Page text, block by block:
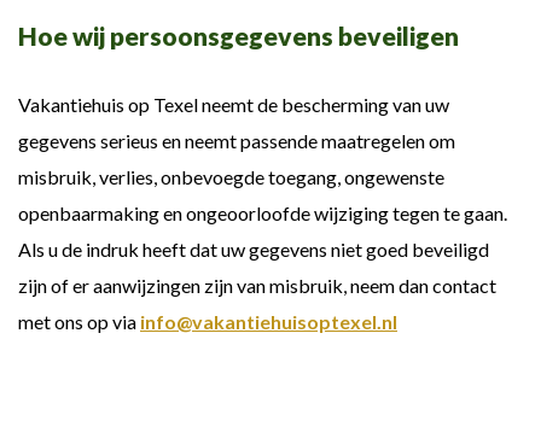
Hoe wij persoonsgegevens beveiligen
Vakantiehuis op Texel neemt de bescherming van uw
gegevens serieus en neemt passende maatregelen om
misbruik, verlies, onbevoegde toegang, ongewenste
openbaarmaking en ongeoorloofde wijziging tegen te gaan.
Als u de indruk heeft dat uw gegevens niet goed beveiligd
zijn of er aanwijzingen zijn van misbruik, neem dan contact
met ons op via info@vakantiehuisoptexel.nl